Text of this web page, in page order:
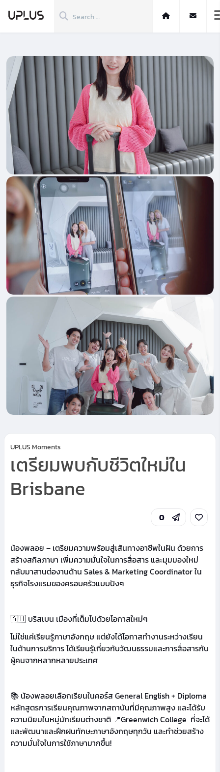
UPLUS Moments
เตรียมพบกับชีวิตใหม่ใน
Brisbane
0
น้องพลอย – เตรียมความพร้อมสู่เส้นทางอาชีพในฝัน ด้วยการ
สร้างสกิลภาษา เพิ่มความมั่นใจในการสื่อสาร และมุมมองใหม่
กลับมาสานต่องานด้าน Sales & Marketing Coordinator ใน
ธุรกิจโรงแรมของครอบครัวแบบปังๆ
🇦🇺 บริสเบน เมืองที่เต็มไปด้วยโอกาสใหม่ๆ
ไม่ใช่แค่เรียนรู้ภาษาอังกฤษ แต่ยังได้โอกาสทำงานระหว่างเรียน
ในด้านการบริการ ได้เรียนรู้เกี่ยวกับวัฒนธรรมและการสื่อสารกับ
ผู้คนจากหลากหลายประเทศ
📚 น้องพลอยเลือกเรียนในคอร์ส General English + Diploma
หลักสูตรการเรียนคุณภาพจากสถาบันที่มีคุณภาพสูง และได้รับ
ความนิยมในหมู่นักเรียนต่างชาติ 📍Greenwich College ที่จะได้
และพัฒนาและฝึกฝนทักษะภาษาอังกฤษทุกวัน และทำช่วยสร้าง
ความมั่นใจในการใช้ภาษามากขึ้น!